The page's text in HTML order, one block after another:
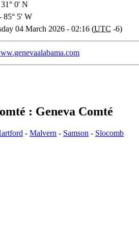
0' N
85° 5' W
04 March 2026 - 02:16 (UTC -6)
: Geneva Comté
- Malvern - Samson - Slocomb